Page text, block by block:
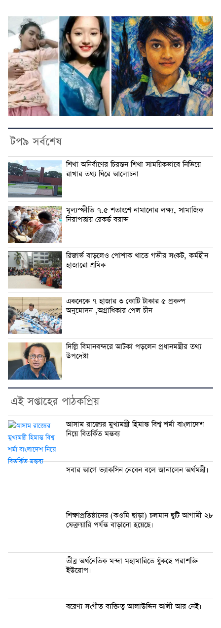
টপ৯ সর্বশেষ
শিখা অনির্বাণের চিরন্তন শিখা সাময়িকভাবে নিভিয়ে
রাখার তথ্য ঘিরে আলোচনা
মূল্যস্ফীতি ৭.৫ শতাংশে নামানোর লক্ষ্য, সামাজিক
নিরাপত্তায় রেকর্ড বরাদ্দ
রিজার্ভ বাড়লেও পোশাক খাতে গভীর সংকট, কর্মহীন
হাজারো শ্রমিক
একনেকে ৭ হাজার ৩ কোটি টাকার ৫ প্রকল্প
অনুমোদন ,অগ্রাধিকার পেল চীন
দিল্লি বিমানবন্দরে আটকা পড়লেন প্রধানমন্ত্রীর তথ্য
উপদেষ্টা
এই সপ্তাহের পাঠকপ্রিয়
আসাম রাজ্যের মুখ্যমন্ত্রী হিমান্ত বিশ্ব শর্মা বাংলাদেশ
নিয়ে বিতর্কিত মন্তব্য
সবার আগে ভ্যাক‌সিন নে‌বেন ব‌লে জানা‌লেন অর্থমন্ত্রী।
শিক্ষাপ্রতিষ্ঠানের (কওমি ছাড়া) চলমান ছুটি আগামী ২৮
ফেব্রুয়ারি পর্যন্ত বাড়ানো হয়েছে।
তীব্র অর্থ‌নৈ‌তিক মন্দা মহামা‌রি‌তে ধুঁক‌ছে পরাশ‌ক্তি
ইউরোপ।
বরেণ্য সংগীত ব্যক্তিত্ব আলাউদ্দিন আলী আর নেই।